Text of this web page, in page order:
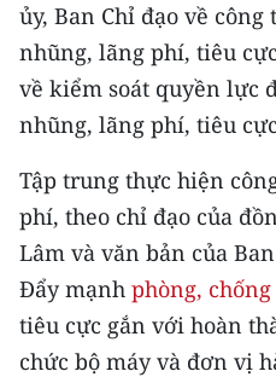
ủy, Ban Chỉ đạo về
nhũng, lãng phí, tiêu
về kiểm soát quyền lực
nhũng, lãng phí, tiêu
Tập trung thực hiện
phí, theo chỉ đạo của
Lâm và văn bản của
Đẩy mạnh phòng,
tiêu cực gắn với hoàn
chức bộ máy và đơn vị